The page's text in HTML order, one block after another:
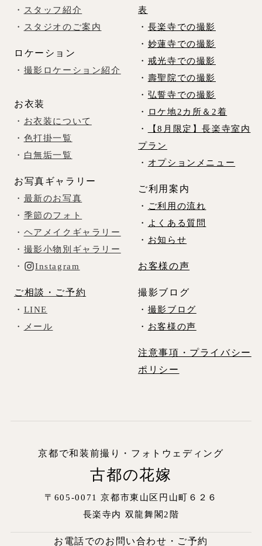
・
スタッフ紹介
・
スタジオのご案内
ロケーション
・ 撮影ロケーション紹介
お衣装
・ お衣装について
・ 色打掛一覧
・ 白無垢一覧
お写真ギャラリー
・ 最新のお写真
・ 季節のフォト
・ ヘアメイクギャラリー
・ 撮影小物別ギャラリー
・
Instagram
ご相談・ご予約
・ LINE
・
メール
表
・ 長楽寺での撮影
・ 妙蓮寺での撮影
・ 戒光寺での撮影
・ 壽聖院での撮影
・ 弘誓寺での撮影
・
ロケ地2カ所＆2着
・
【8月限定】長楽寺室内
プラン
・ オプションメニュー
ご利用案内
・
ご利用の流れ
・
よくある質問
・ お知らせ
お客様の声
撮影ブログ
・ 撮影ブログ
・ お客様の声
注意事項・プライバシー
ポリシー
京都で和装前撮り・フォトウェディング
古都の花嫁
〒605-0071 京都市東山区円山町６２６
長楽寺内 双龍舞閣2階
お電話でのお問い合わせ・ご予約